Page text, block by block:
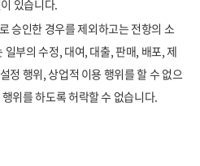
있습니다.
승인한 경우를 제외하고는 전항의 소
일부의 수정, 대여, 대출, 판매, 배포, 제
정 행위, 상업적 이용 행위를 할 수 없으
위를 하도록 허락할 수 없습니다.